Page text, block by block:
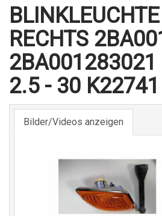
RECHTS
2BA001283021
2.5 - 30
Bilder/Videos anzeigen